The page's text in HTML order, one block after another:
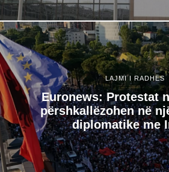
LAJMI I RADHËS
Euronews: Protestat
përshkallëzohen në
diplomatike me